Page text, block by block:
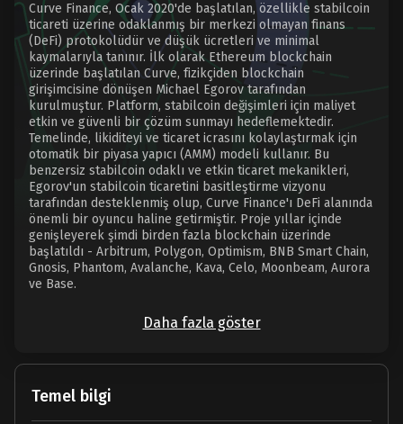
Curve Finance, Ocak 2020'de başlatılan, özellikle stabilcoin
ticareti üzerine odaklanmış bir merkezi olmayan finans
(DeFi) protokolüdür ve düşük ücretleri ve minimal
kaymalarıyla tanınır. İlk olarak Ethereum blockchain
üzerinde başlatılan Curve, fizikçiden blockchain
girişimcisine dönüşen Michael Egorov tarafından
kurulmuştur. Platform, stabilcoin değişimleri için maliyet
etkin ve güvenli bir çözüm sunmayı hedeflemektedir.
Temelinde, likiditeyi ve ticaret icrasını kolaylaştırmak için
otomatik bir piyasa yapıcı (AMM) modeli kullanır. Bu
benzersiz stabilcoin odaklı ve etkin ticaret mekanikleri,
Egorov'un stabilcoin ticaretini basitleştirme vizyonu
tarafından desteklenmiş olup, Curve Finance'ı DeFi alanında
önemli bir oyuncu haline getirmiştir. Proje yıllar içinde
genişleyerek şimdi birden fazla blockchain üzerinde
başlatıldı - Arbitrum, Polygon, Optimism, BNB Smart Chain,
Gnosis, Phantom, Avalanche, Kava, Celo, Moonbeam, Aurora
ve Base.
Daha fazla göster
Temel bilgi